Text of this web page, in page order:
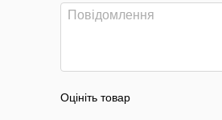
Оцініть товар